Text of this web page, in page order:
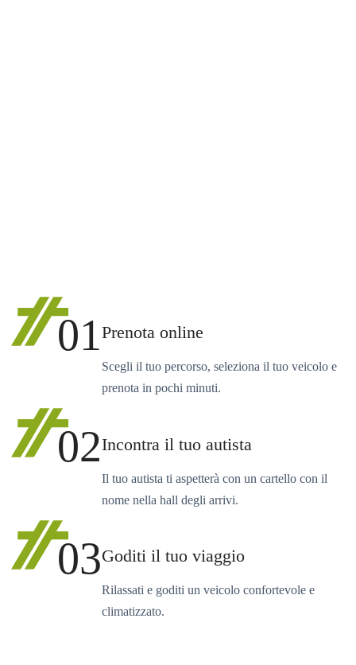
01Prenota online
Scegli il tuo percorso, seleziona il tuo veicolo e
prenota in pochi minuti.
02Incontra il tuo autista
Il tuo autista ti aspetterà con un cartello con il
nome nella hall degli arrivi.
03Goditi il tuo viaggio
Rilassati e goditi un veicolo confortevole e
climatizzato.